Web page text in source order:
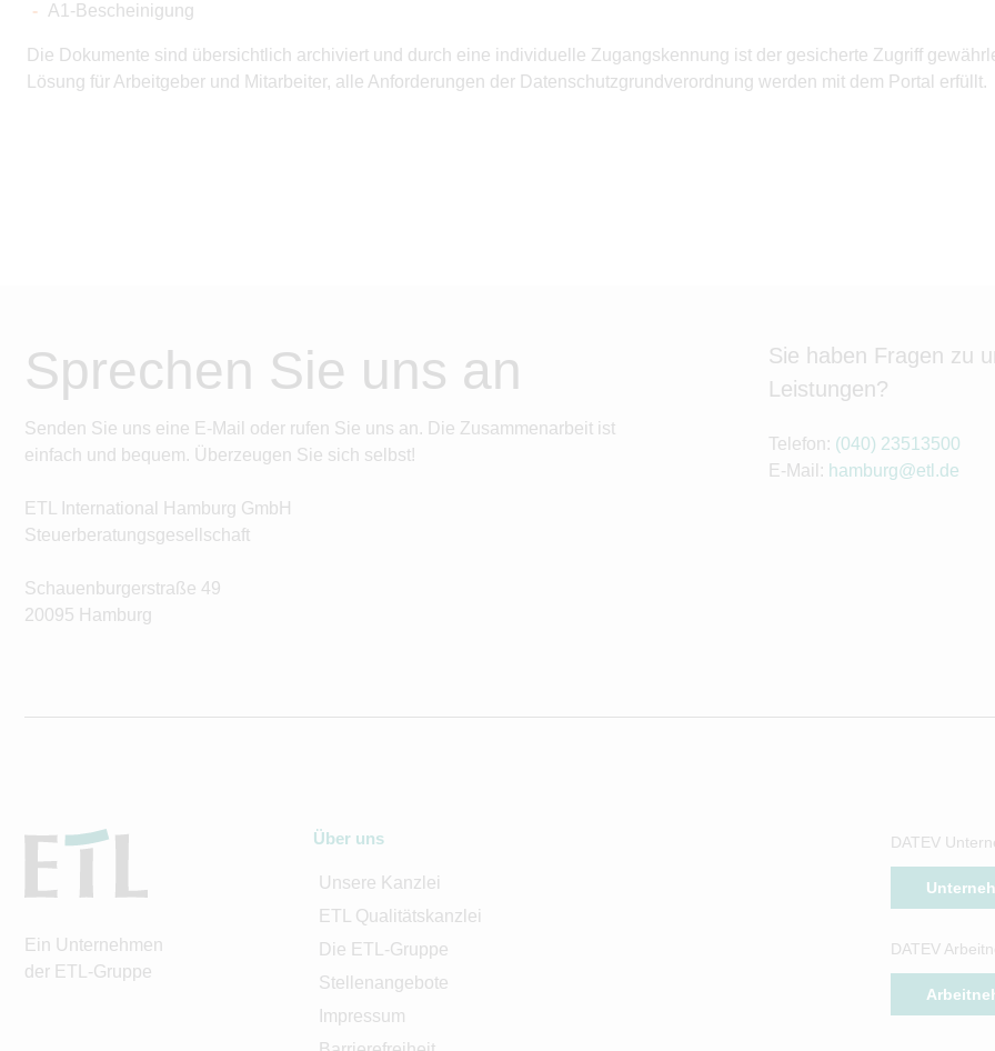
A1-Bescheinigung
Die Dokumente sind übersichtlich archiviert und durch eine individuelle Zugangskennung ist der gesicherte Zugriff
Lösung für Arbeitgeber und Mitarbeiter, alle Anforderungen der Datenschutzgrundverordnung werden mit dem Portal erfüllt.
Sprechen Sie uns an
Senden Sie uns eine E-Mail oder rufen Sie uns an. Die Zusammenarbeit ist
einfach und bequem. Überzeugen Sie sich selbst!
ETL International Hamburg GmbH
Steuerberatungsgesellschaft
Schauenburgerstraße 49
20095 Hamburg
Sie haben Fragen zu
Leistungen?
Telefon: (040) 23513500
E-Mail: hamburg@etl.de
Ein Unternehmen
der ETL-Gruppe
Über uns
Unsere Kanzlei
ETL Qualitätskanzlei
Die ETL-Gruppe
Stellenangebote
Impressum
DATEV
DATEV